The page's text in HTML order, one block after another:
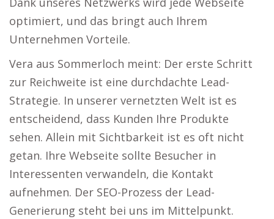
optimiert, und das bringt auch Ihrem
Unternehmen Vorteile.
Vera aus Sommerloch meint: Der erste Schritt
zur Reichweite ist eine durchdachte Lead-
Strategie. In unserer vernetzten Welt ist es
entscheidend, dass Kunden Ihre Produkte
sehen. Allein mit Sichtbarkeit ist es oft nicht
getan. Ihre Webseite sollte Besucher in
Interessenten verwandeln, die Kontakt
aufnehmen. Der SEO-Prozess der Lead-
Generierung steht bei uns im Mittelpunkt.